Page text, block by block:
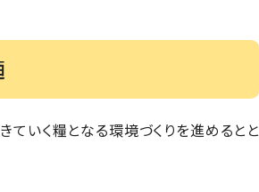
いく糧となる環境づくりを進めるとと